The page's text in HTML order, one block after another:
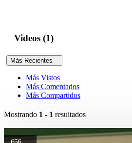
Videos (1)
Más Recientes
Más Vistos
Más Comentados
Más Compartidos
Mostrando 1 - 1 resultados